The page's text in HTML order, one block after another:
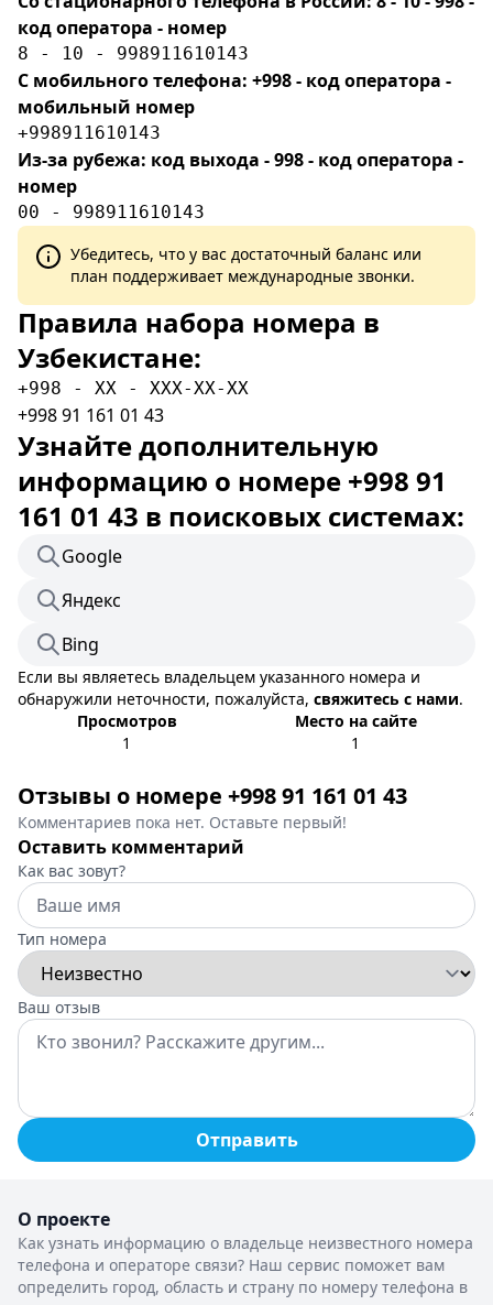
код оператора - номер
8 - 10 - 998911610143
С мобильного телефона: +998 - код оператора -
мобильный номер
+998911610143
Из-за рубежа: код выхода - 998 - код оператора -
номер
00 - 998911610143
Убедитесь, что у вас достаточный баланс или
план поддерживает международные звонки.
Правила набора номера в
Узбекистане:
+998 - XX - XXX-XX-XX
+998 91 161 01 43
Узнайте дополнительную
информацию о номере +998 91
161 01 43 в поисковых системах:
Google
Яндекс
Bing
Если вы являетесь владельцем указанного номера и
обнаружили неточности, пожалуйста, свяжитесь с нами.
Просмотров
1
Место на сайте
1
Отзывы о номере +998 91 161 01 43
Комментариев пока нет. Оставьте первый!
Оставить комментарий
Как вас зовут?
Тип номера
Ваш отзыв
Отправить
О проекте
Как узнать информацию о владельце неизвестного номера
телефона и операторе связи? Наш сервис поможет вам
определить город, область и страну по номеру телефона в